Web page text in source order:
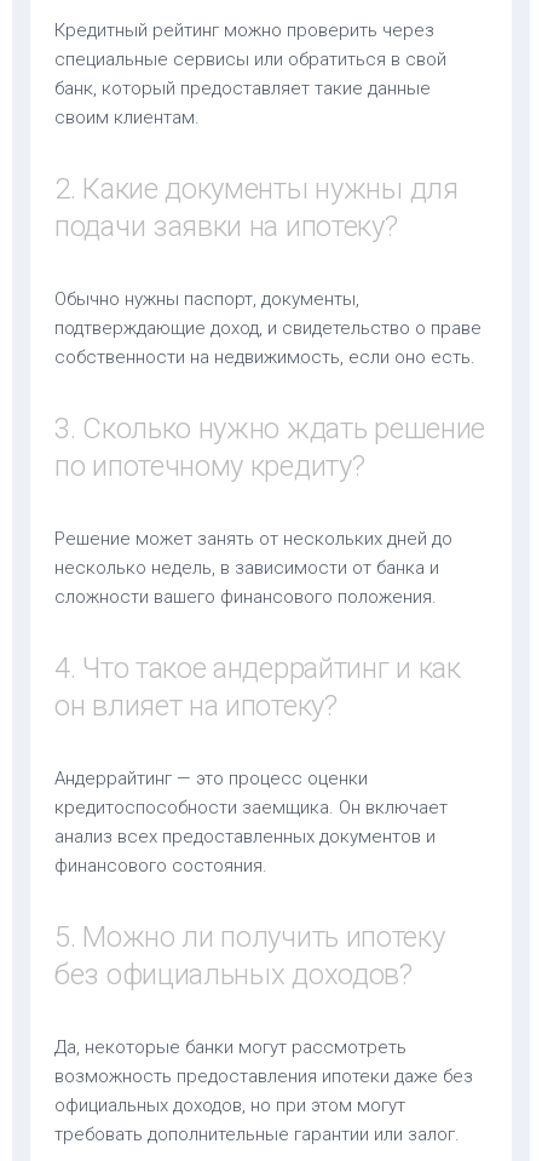
Кредитный рейтинг можно проверить через
специальные сервисы или обратиться в свой
банк, который предоставляет такие данные
своим клиентам.
2. Какие документы нужны для
подачи заявки на ипотеку?
Обычно нужны паспорт, документы,
подтверждающие доход, и свидетельство о праве
собственности на недвижимость, если оно есть.
3. Сколько нужно ждать решение
по ипотечному кредиту?
Решение может занять от нескольких дней до
несколько недель, в зависимости от банка и
сложности вашего финансового положения.
4. Что такое андеррайтинг и как
он влияет на ипотеку?
Андеррайтинг — это процесс оценки
кредитоспособности заемщика. Он включает
анализ всех предоставленных документов и
финансового состояния.
5. Можно ли получить ипотеку
без официальных доходов?
Да, некоторые банки могут рассмотреть
возможность предоставления ипотеки даже без
официальных доходов, но при этом могут
требовать дополнительные гарантии или залог.